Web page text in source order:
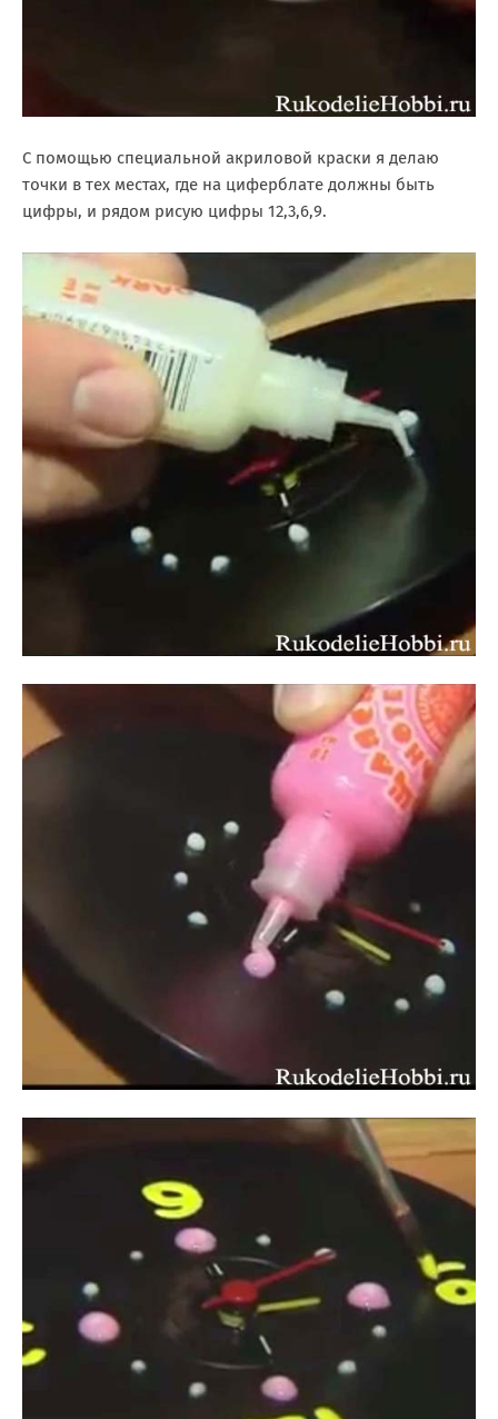
С помощью специальной акриловой краски я делаю
точки в тех местах, где на циферблате должны быть
цифры, и рядом рисую цифры 12,3,6,9.